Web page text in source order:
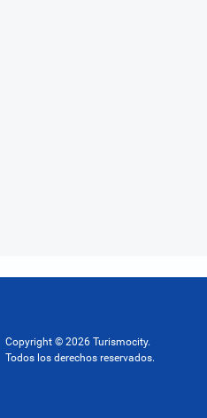
Copyright © 2026 Turismocity.
Todos los derechos reservados.